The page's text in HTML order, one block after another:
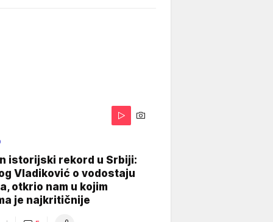
istorijski rekord u Srbiji:
Vladiković o vodostaju
otkrio nam u kojim
je najkritičnije